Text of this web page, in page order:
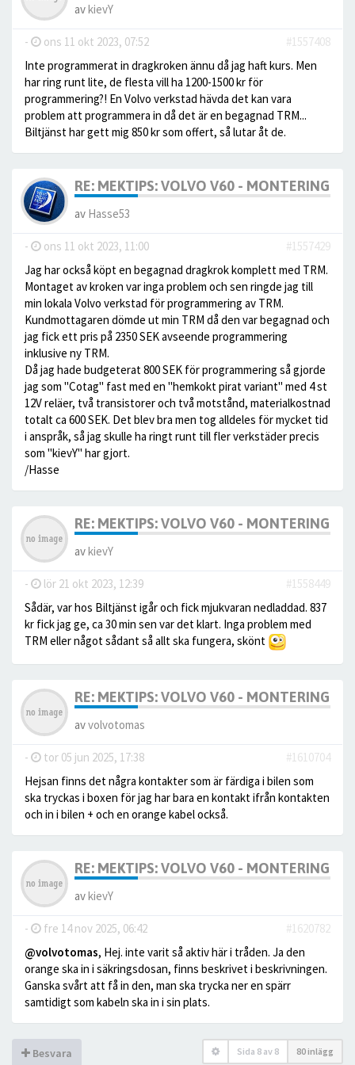
avkievY
- ons 11 okt 2023, 07:52
#1557408
Inte programmerat in dragkroken ännu då jag haft kurs. Men
har ring runt lite, de flesta vill ha 1200-1500 kr för
programmering?! En Volvo verkstad hävda det kan vara
problem att programmera in då det är en begagnad TRM...
Biltjänst har gett mig 850 kr som offert, så lutar åt de.
RE: MEKTIPS: VOLVO V60 - MONTERING AV
av Hasse53
- ons 11 okt 2023, 11:00
#1557429
Jag har också köpt en begagnad dragkrok komplett med TRM.
Montaget av kroken var inga problem och sen ringde jag till
min lokala Volvo verkstad för programmering av TRM.
Kundmottagaren dömde ut min TRM då den var begagnad och
jag fick ett pris på 2350 SEK avseende programmering
inklusive ny TRM.
Då jag hade budgeterat 800 SEK för programmering så gjorde
jag som "Cotag" fast med en "hemkokt pirat variant" med 4 st
12V reläer, två transistorer och två motstånd, materialkostnad
totalt ca 600 SEK. Det blev bra men tog alldeles för mycket tid
i anspråk, så jag skulle ha ringt runt till fler verkstäder precis
som "kievY" har gjort.
/Hasse
RE: MEKTIPS: VOLVO V60 - MONTERING AV
avkievY
- lör 21 okt 2023, 12:39
#1558449
Sådär, var hos Biltjänst igår och fick mjukvaran nedladdad. 837
kr fick jag ge, ca 30 min sen var det klart. Inga problem med
TRM eller något sådant så allt ska fungera, skönt
RE: MEKTIPS: VOLVO V60 - MONTERING AV
avvolvotomas
- tor 05 jun 2025, 17:38
#1610704
Hejsan finns det några kontakter som är färdiga i bilen som
ska tryckas i boxen för jag har bara en kontakt ifrån kontakten
och in i bilen + och en orange kabel också.
RE: MEKTIPS: VOLVO V60 - MONTERING AV
avkievY
- fre 14 nov 2025, 06:42
#1620782
@volvotomas, Hej. inte varit så aktiv här i tråden. Ja den
orange ska in i säkringsdosan, finns beskrivet i beskrivningen.
Ganska svårt att få in den, man ska trycka ner en spärr
samtidigt som kabeln ska in i sin plats.
Besvara Sida 8 av 8 80 inlägg